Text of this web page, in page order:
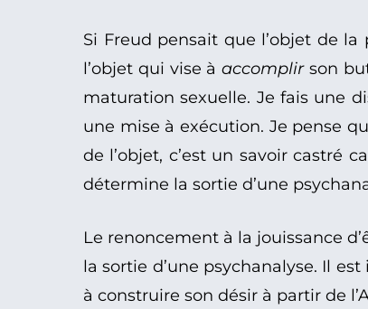
Si Freud pensait que l’objet de
l’objet qui vise àaccomplirson
maturation sexuelle. Je fais une
une mise à exécution. Je pense
de l’objet, c’est un savoir castré
détermine la sortie d’une
Le renoncement à la jouissance
la sortie d’une psychanalyse. Il
à construire son désir à partir de